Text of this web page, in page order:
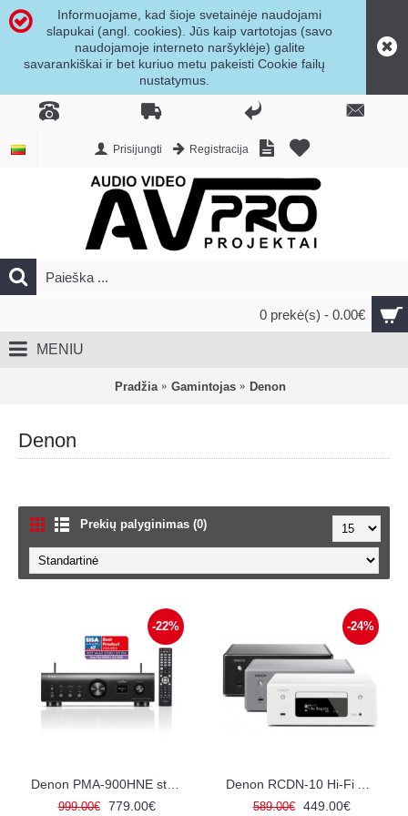
Informuojame, kad šioje svetainėje naudojami
slapukai (angl. cookies). Jūs kaip vartotojas (savo
naudojamoje interneto naršyklėje) galite
savarankiškai ir bet kuriuo metu pakeisti Cookie failų
nustatymus.
Prisijungti Registracija
0 prekė(s) - 0.00€
MENIU
Pradžia Gamintojas Denon
Denon
Prekių palyginimas (0)
-22%
999.00€ 779.00€
-24%
589.00€ 449.00€